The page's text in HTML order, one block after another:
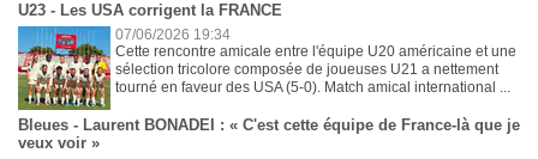
U23 - Les USA corrigent la FRANCE
07/06/2026 19:34
Cette rencontre amicale entre l'équipe U20 américaine et une
sélection tricolore composée de joueuses U21 a nettement
tourné en faveur des USA (5-0). Match amical international ...
Bleues - Laurent BONADEI : « C'est cette équipe de France-là que je
veux voir »